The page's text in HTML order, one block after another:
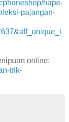
hape-
pajangan-
online:
trik-